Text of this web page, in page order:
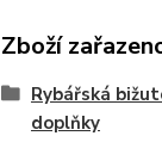
Zboží
Rybářská
doplňky